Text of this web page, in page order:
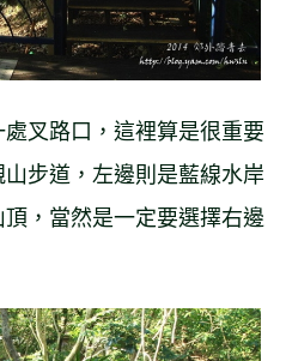
叉路口，這裡算是很重要
步道，左邊則是藍線水岸
，當然是一定要選擇右邊